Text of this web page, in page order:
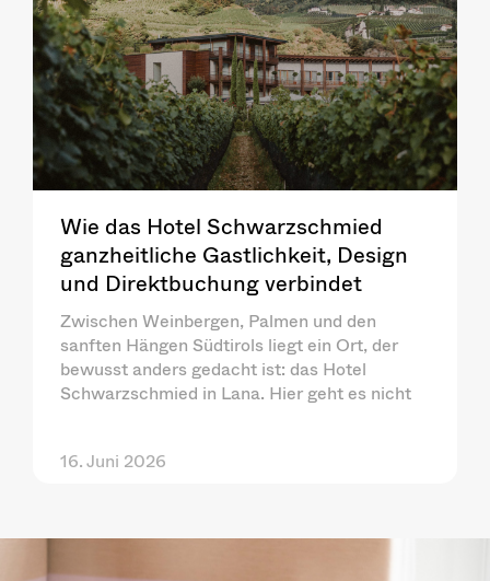
Wie das Hotel Schwarzschmied
ganzheitliche Gastlichkeit, Design
und Direktbuchung verbindet
Zwischen Weinbergen, Palmen und den
sanften Hängen Südtirols liegt ein Ort, der
bewusst anders gedacht ist: das Hotel
Schwarzschmied in Lana. Hier geht es nicht
16. Juni 2026